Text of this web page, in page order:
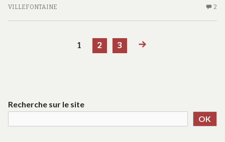
ouvert
L’VÉLO
VILLEFONTAINE
2
Pagination
publications
PAGE
1 PAGE
2 PAGE
3
PAGE
Recherche sur le site
OK